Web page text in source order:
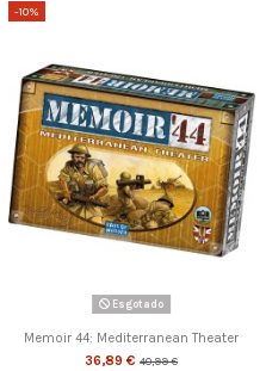
-10%
Esgotado
Memoir 44: Mediterranean Theater
36,89 €40,99 €